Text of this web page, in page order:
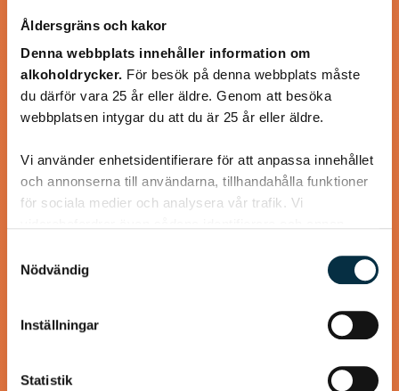
Åldersgräns och kakor
Denna webbplats innehåller information om
alkoholdrycker. För besök på denna webbplats måste
du därför vara 25 år eller äldre. Genom att besöka
webbplatsen intygar du att du är 25 år eller äldre.
Vi använder enhetsidentifierare för att anpassa innehållet
och annonserna till användarna, tillhandahålla funktioner
för sociala medier och analysera vår trafik. Vi
annons- och analysföretag som vi samarbetar med.
Dessa kan i sin tur kombinera informationen med annan
information som du har tillhandahållit eller som de har
samlat in när du har använt deras tjänster.
Nödvändig
Inställningar
Statistik
Turkisk köfte
En längtan till Turkisk mat
@heartfriend